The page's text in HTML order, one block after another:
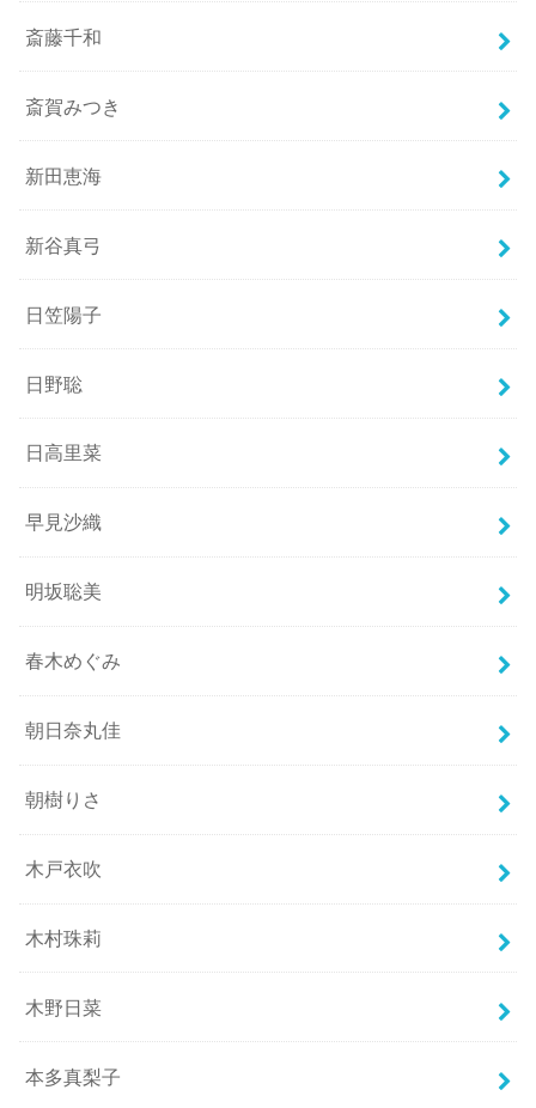
斎藤千和
斎賀みつき
新田恵海
新谷真弓
日笠陽子
日野聡
日高里菜
早見沙織
明坂聡美
春木めぐみ
朝日奈丸佳
朝樹りさ
木戸衣吹
木村珠莉
木野日菜
本多真梨子